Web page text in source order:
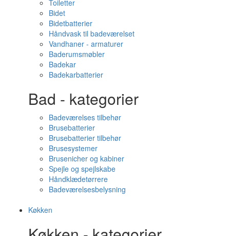
Toiletter
Bidet
Bidetbatterier
Håndvask til badeværelset
Vandhaner - armaturer
Baderumsmøbler
Badekar
Badekarbatterier
Bad - kategorier
Badeværelses tilbehør
Brusebatterier
Brusebatterier tilbehør
Brusesystemer
Brusenicher og kabiner
Spejle og spejlskabe
Håndklædetørrere
Badeværelsesbelysning
Køkken